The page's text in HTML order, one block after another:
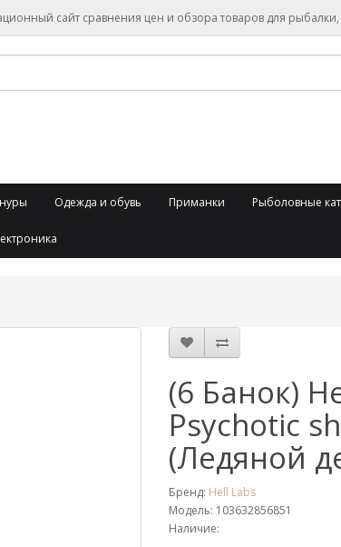
сайт сравнения цен и обзора товаров для рыбалки,
Одежда и обувь Приманки Рыболовные
(6 Банок)
Psychotic
(Ледяной
Бренд: Hell Labs
Модель: 103632856851
Наличие: